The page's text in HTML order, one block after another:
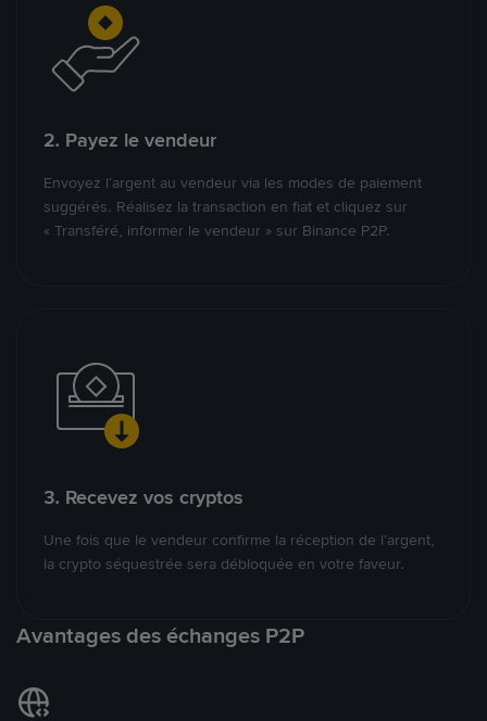
2. Payez le vendeur
Envoyez l’argent au vendeur via les modes de paiement
suggérés. Réalisez la transaction en fiat et cliquez sur
« Transféré, informer le vendeur » sur Binance P2P.
3. Recevez vos cryptos
Une fois que le vendeur confirme la réception de l’argent,
la crypto séquestrée sera débloquée en votre faveur.
Avantages des échanges P2P